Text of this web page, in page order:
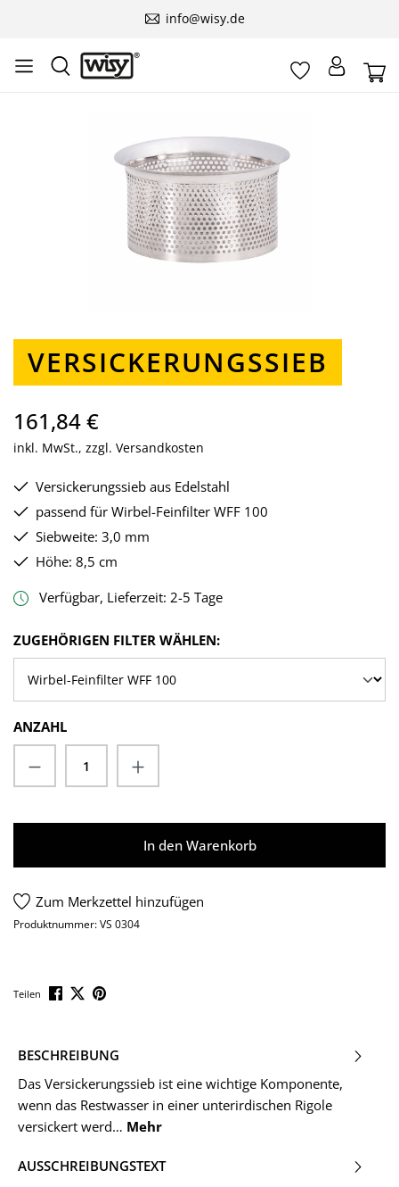
info@wisy.de
VERSICKERUNGSSIEB
161,84 €
inkl. MwSt., zzgl. Versandkosten
Versickerungssieb aus Edelstahl
passend für Wirbel-Feinfilter WFF 100
Siebweite: 3,0 mm
Höhe: 8,5 cm
Verfügbar, Lieferzeit: 2-5 Tage
ZUGEHÖRIGEN FILTER WÄHLEN:AUSWÄHLEN
ANZAHL
Produkt Anzahl: Gib den gewünschten
In den Warenkorb
Zum Merkzettel hinzufügen
Produktnummer:VS 0304
Teilen
BESCHREIBUNG
Das Versickerungssieb ist eine wichtige Komponente,
wenn das Restwasser in einer unterirdischen Rigole
versickert werd… Mehr
AUSSCHREIBUNGSTEXT